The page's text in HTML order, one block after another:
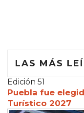
LAS MÁS
Edición 51
Puebla fue
Turístico 2027